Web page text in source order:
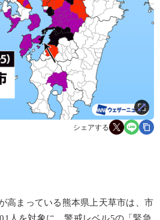
シェアする
高まっている熊本県上天草市は、市